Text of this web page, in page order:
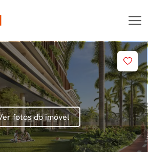
fotos do imóvel